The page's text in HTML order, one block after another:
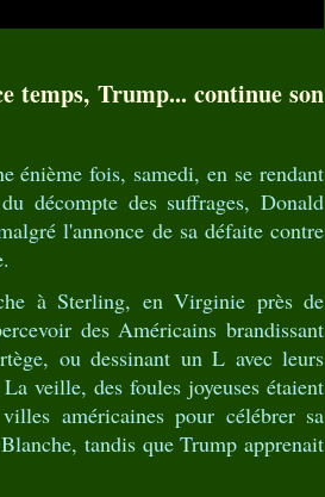
temps, Trump... continue son
énième fois, samedi, en se rendant
décompte des suffrages, Donald
l'annonce de sa défaite contre
à Sterling, en Virginie près de
des Américains brandissant
ou dessinant un L avec leurs
veille, des foules joyeuses étaient
américaines pour célébrer sa
tandis que Trump apprenait